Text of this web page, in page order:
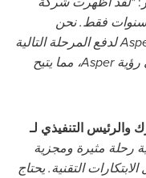
سنوات فقط. نحن
لدفع المرحلة التالية
رؤيةAsper، مما يتيح
التنفيذي لـ
رحلة مثيرة ومجزية
التقنية. يحتاج